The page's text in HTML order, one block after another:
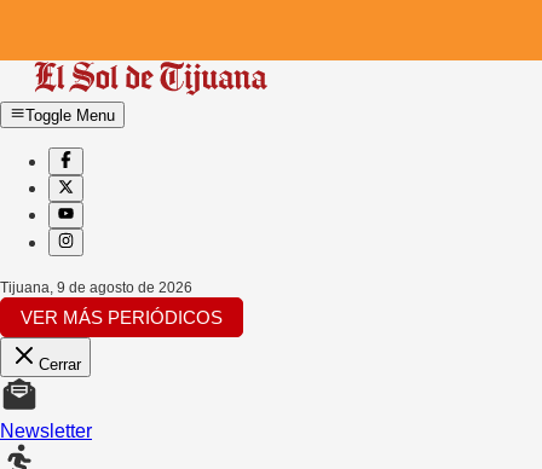
Toggle Menu
Tijuana 9 de agosto de 2026
VER MÁS PERIÓDICOS
Cerrar
Newsletter